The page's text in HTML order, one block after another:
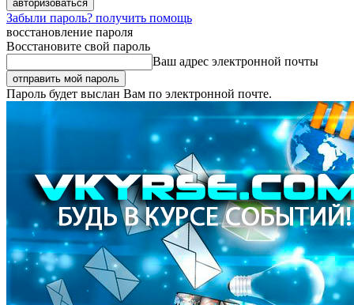
Забыли пароль? получить помощь
восстановление пароля
Восстановите свой пароль
Ваш адрес электронной почты
Пароль будет выслан Вам по электронной почте.